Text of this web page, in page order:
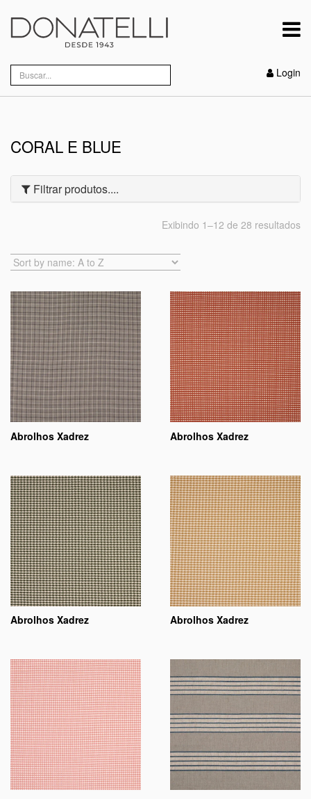
Login
CORAL E BLUE
Filtrar produtos....
Exibindo 1–12 de 28 resultados
Abrolhos Xadrez Abrolhos Xadrez
Abrolhos Xadrez Abrolhos Xadrez